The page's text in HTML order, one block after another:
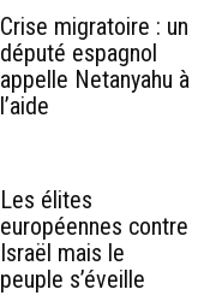
Crise migratoire : un
député espagnol
appelle Netanyahu à
l’aide
Les élites
européennes contre
Israël mais le
peuple s’éveille